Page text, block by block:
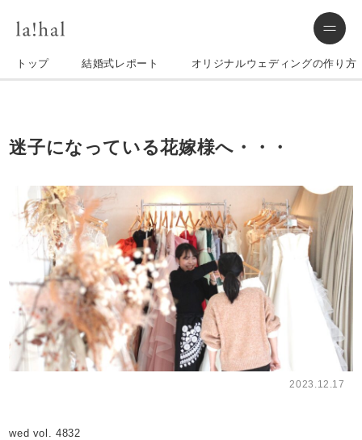
トップ 結婚式レポート オリジナルウェディングの作り方
迷子になっている花嫁様へ・・・
2023.12.17
wed vol. 4832